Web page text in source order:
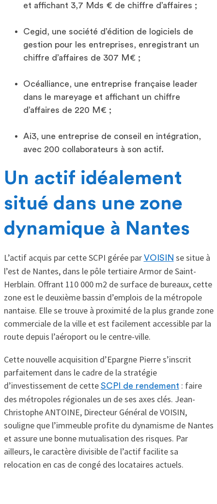
et affichant 3,7 Mds € de chiffre d’affaires ;
Cegid, une société d’édition de logiciels de
gestion pour les entreprises, enregistrant un
chiffre d’affaires de 307 M€ ;
Océalliance, une entreprise française leader
dans le mareyage et affichant un chiffre
d’affaires de 220 M€ ;
Ai3, une entreprise de conseil en intégration,
avec 200 collaborateurs à son actif.
Un actif idéalement
situé dans une zone
dynamique à Nantes
L’actif acquis par cette SCPI gérée par VOISIN se situe à
l’est de Nantes, dans le pôle tertiaire Armor de Saint-
Herblain. Offrant 110 000 m2 de surface de bureaux, cette
zone est le deuxième bassin d’emplois de la métropole
nantaise. Elle se trouve à proximité de la plus grande zone
commerciale de la ville et est facilement accessible par la
route depuis l’aéroport ou le centre-ville.
Cette nouvelle acquisition d’Epargne Pierre s’inscrit
parfaitement dans le cadre de la stratégie
d’investissement de cette SCPI de rendement : faire
des métropoles régionales un de ses axes clés. Jean-
Christophe ANTOINE, Directeur Général de VOISIN,
souligne que l’immeuble profite du dynamisme de Nantes
et assure une bonne mutualisation des risques. Par
ailleurs, le caractère divisible de l’actif facilite sa
relocation en cas de congé des locataires actuels.